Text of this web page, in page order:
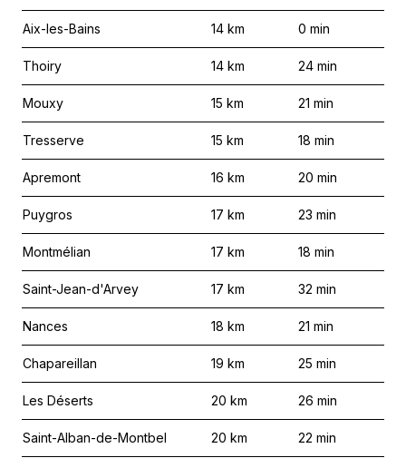
Aix-les-Bains 14 km 0 min
Thoiry 14 km 24 min
Mouxy 15 km 21 min
Tresserve 15 km 18 min
Apremont 16 km 20 min
Puygros 17 km 23 min
Montmélian 17 km 18 min
Saint-Jean-d'Arvey 17 km 32 min
Nances 18 km 21 min
Chapareillan 19 km 25 min
Les Déserts 20 km 26 min
Saint-Alban-de-Montbel 20 km 22 min